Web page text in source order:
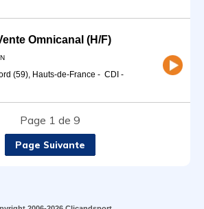
Omnicanal (H/F)
(59), Hauts-de-France - CDI -
Page 1 de 9
Page Suivante